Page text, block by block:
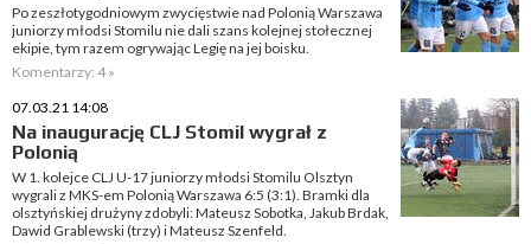
Po zeszłotygodniowym zwycięstwie nad Polonią Warszawa
juniorzy młodsi Stomilu nie dali szans kolejnej stołecznej
ekipie, tym razem ogrywając Legię na jej boisku.
Komentarzy: 4 »
07.03.21 14:08
Na inaugurację CLJ Stomil wygrał z
Polonią
W 1. kolejce CLJ U-17 juniorzy młodsi Stomilu Olsztyn
wygrali z MKS-em Polonią Warszawa 6:5 (3:1). Bramki dla
olsztyńskiej drużyny zdobyli: Mateusz Sobotka, Jakub Brdak,
Dawid Grablewski (trzy) i Mateusz Szenfeld.